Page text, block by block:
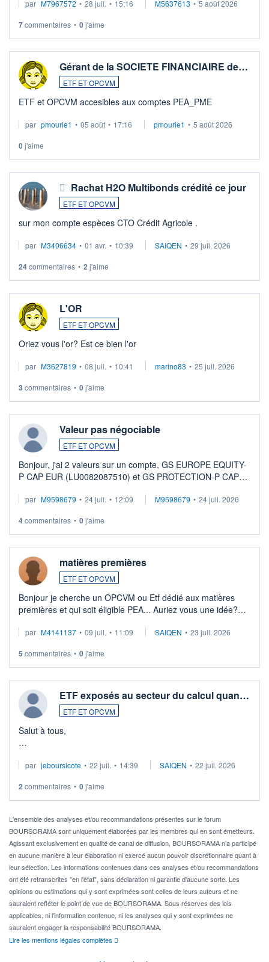
par M7967572 • 28 juil. • 15:16 M5637613 • 5 août 2026
7commentaires • 0j'aime
Gérant de la SOCIETE FINANCIAIRE de…
ETF ET OPCVM
ETF et OPCVM accesibles aux comptes PEA_PME
par pmourie1 • 05 août • 17:16 pmourie1 • 5 août 2026
0j'aime
Rachat H2O Multibonds crédité ce jour
ETF ET OPCVM
sur mon compte espèces CTO Crédit Agricole .
par M3406634 • 01 avr. • 10:39 SAIQEN • 29 juil. 2026
24commentaires • 2 j'aime
L'OR
ETF ET OPCVM
Oriez vous l'or? Est ce bien l'or
par M3627819 • 08 juil. • 10:41 marino83 • 25 juil. 2026
3 commentaires • 0j'aime
Valeur pas négociable
ETF ET OPCVM
Bonjour, j'ai 2 valeurs sur un compte, GS EUROPE EQUITY-
P CAP EUR (LU0082087510) et GS PROTECTION-P CAP
veux procéder à la vente, on me signale ...
par M9598679 • 24 juil. • 12:09 M9598679 • 24 juil. 2026
4commentaires • 0j'aime
matières premières
ETF ET OPCVM
Bonjour je cherche un OPCVM ou Etf dédié aux matières
premières et qui soit éligible PEA... Auriez vous une idée?
par M4141137 • 09 juil. • 11:09 SAIQEN • 23 juil. 2026
5 commentaires • 0j'aime
ETF exposés au secteur du calcul quan…
ETF ET OPCVM
Salut à tous,
via un ETF plutôt que des actions individuelles.
Idéalement, je voudrais qu'il soit éligible au PEA.
Pour l' ...
par jeboursicote • 22 juil. • 14:39 SAIQEN • 22 juil. 2026
2 commentaires • 0j'aime
L'ensemble des analyses et/ou recommandations présentes sur le forum
BOURSORAMA sont uniquement élaborées par les membres qui en sont émetteurs.
Agissant exclusivement en qualité de canal de diffusion, BOURSORAMA n'a participé
en aucune manière à leur élaboration ni exercé aucun pouvoir discrétionnaire quant à
leur sélection. Les informations contenues dans ces analyses et/ou recommandations
ont été retranscrites "en l'état", sans déclaration ni garantie d'aucune sorte. Les
opinions ou estimations qui y sont exprimées sont celles de leurs auteurs et ne
sauraient refléter le point de vue de BOURSORAMA. Sous réserves des lois
applicables, ni l'information contenue, ni les analyses qui y sont exprimées ne
sauraient engager la responsabilité BOURSORAMA.
Lire les mentions légales complètes